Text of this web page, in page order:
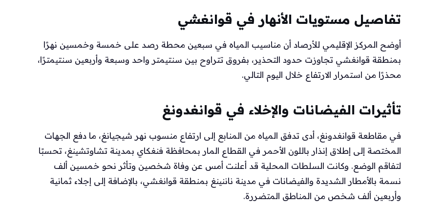
تفاصيل مستويات الأنهار في قوانغشي
أوضح المركز الإقليمي للأرصاد أن مناسيب المياه في سبعين محطة رصد على خمسة وخمسين نهرًا
بمنطقة قوانغشي تجاوزت حدود التحذير، بفروق تتراوح بين سنتيمتر واحد وسبعة وأربعين سنتيمترًا،
محذرًا من استمرار الارتفاع خلال اليوم التالي.
تأثيرات الفيضانات والإخلاء في قوانغدونغ
في مقاطعة قوانغدونغ، أدى تدفق المياه من المنابع إلى ارتفاع منسوب نهر شيجيانغ، ما دفع الجهات
المختصة إلى إطلاق إنذار باللون الأحمر في القطاع المار بمحافظة فنغكاي بمدينة تشاوتشينغ، تحسبًا
لتفاقم الوضع. وكانت السلطات المحلية قد أعلنت أمس عن وفاة شخصين وتأثر نحو خمسين ألف
نسمة بالأمطار الشديدة والفيضانات في مدينة ناننينغ بمنطقة قوانغشي، بالإضافة إلى إجلاء ثمانية
وأربعين ألف شخص من المناطق المتضررة.